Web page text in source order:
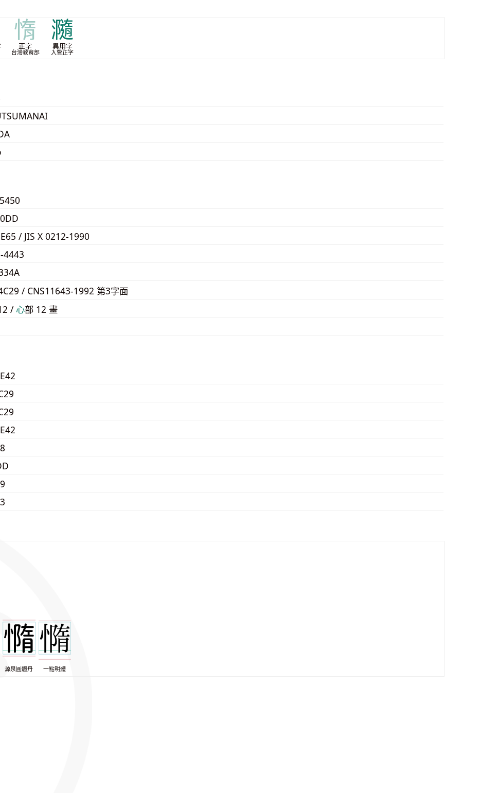
惰
正字
台灣教育部
瀡
異用字
入管正字
/ JIS X 0212-1990
4443
/ CNS11643-1992 第3字面
/ ⼼部 12 畫
源泉圓體丹 一點明體